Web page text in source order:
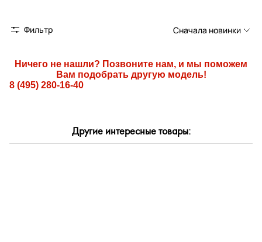
Фильтр Сначала новинки
Сначала новинки
Сначала популярные
По размеру скидки
Ничего не нашли? Позвоните нам, и мы поможем
Вам подобрать другую модель!
8 (495) 280-16-40
Другие интересные товары: